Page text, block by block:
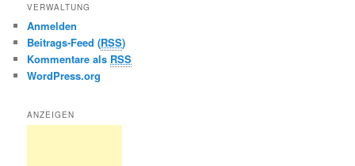
VERWALTUNG
Anmelden
Beitrags-Feed (RSS)
Kommentare als RSS
WordPress.org
ANZEIGEN